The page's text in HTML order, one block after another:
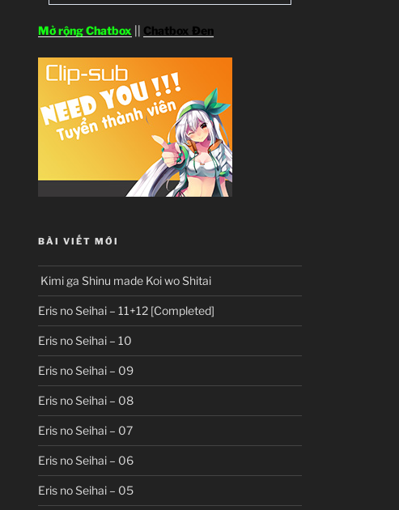
Mở rộng Chatbox Chatbox Đen
BÀI VIẾT MỚI
Kimi ga Shinu made Koi wo Shitai
Eris no Seihai – 11+12 [Completed]
Eris no Seihai – 10
Eris no Seihai – 09
Eris no Seihai – 08
Eris no Seihai – 07
Eris no Seihai – 06
Eris no Seihai – 05